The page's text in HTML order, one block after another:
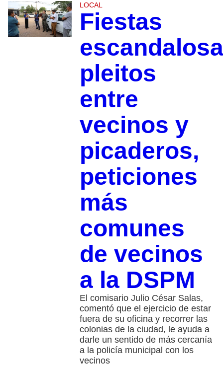
LOCAL
Fiestas
pleitos
entre
vecinos y
picaderos,
peticiones
más
comunes
de vecinos
a la DSPM
El comisario Julio César Salas,
comentó que el ejercicio de estar
fuera de su oficina y recorrer las
colonias de la ciudad, le ayuda a
darle un sentido de más cercanía
a la policía municipal con los
vecinos